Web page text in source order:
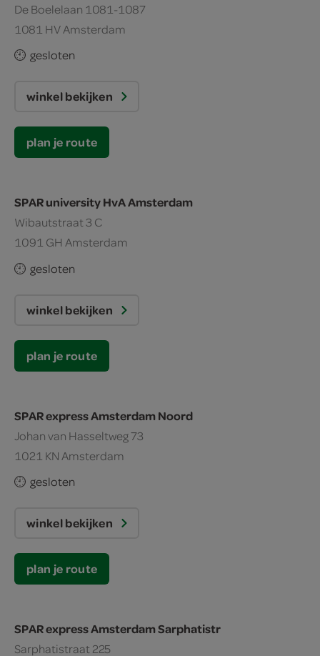
De Boelelaan 1081-1087
1081 HV Amsterdam
gesloten
winkel bekijken
plan je route
SPAR university HvA Amsterdam
Wibautstraat 3 C
1091 GH Amsterdam
gesloten
winkel bekijken
plan je route
SPAR express Amsterdam Noord
Johan van Hasseltweg 73
1021 KN Amsterdam
gesloten
winkel bekijken
plan je route
SPAR express Amsterdam Sarphatistr
Sarphatistraat 225